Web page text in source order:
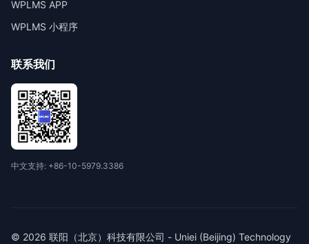
WPLMS APP
WPLMS 小程序
联系我们
中文支持: +86-10-5979.3386
© 2026 联阳（北京）科技有限公司 - Uniei (Beijing) Technology